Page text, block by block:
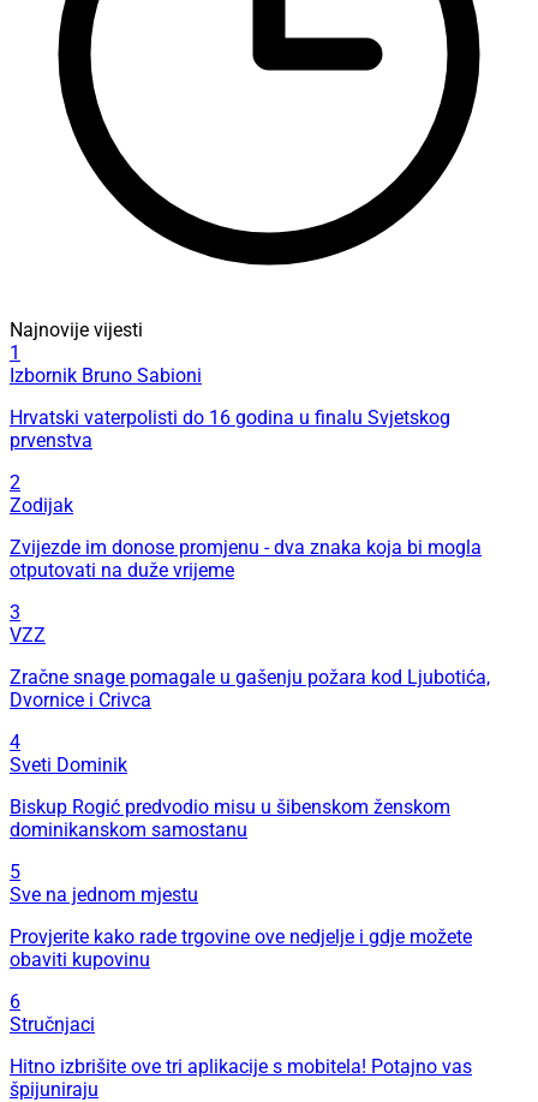
Najnovije vijesti
1
Izbornik Bruno Sabioni
Hrvatski vaterpolisti do 16 godina u finalu Svjetskog
prvenstva
2
Zodijak
Zvijezde im donose promjenu - dva znaka koja bi mogla
otputovati na duže vrijeme
3
VZZ
Zračne snage pomagale u gašenju požara kod Ljubotića,
Dvornice i Crivca
4
Sveti Dominik
Biskup Rogić predvodio misu u šibenskom ženskom
dominikanskom samostanu
5
Sve na jednom mjestu
Provjerite kako rade trgovine ove nedjelje i gdje možete
obaviti kupovinu
6
Stručnjaci
Hitno izbrišite ove tri aplikacije s mobitela! Potajno vas
špijuniraju